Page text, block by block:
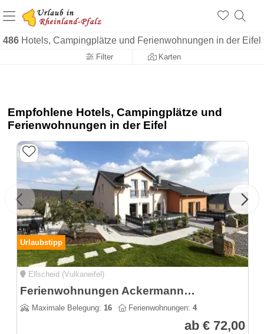
486 Hotels, Campingplätze und Ferienwohnungen in der Eifel
Filter Karten
+1.500 Unterkünfte in Rheinland-Pfalz
+1.000 Sehenswürdigkeiten
Über 25 Jahre online
Empfohlene Hotels, Campingplätze und
Ferienwohnungen in der Eifel
Urlaubstipp
Ellscheid (Vulkaneifel)
Ferienwohnungen Ackermann & Ferienhaus Christel
Maximale Belegung: 16 Ferienwohnungen: 4
ab € 72,00